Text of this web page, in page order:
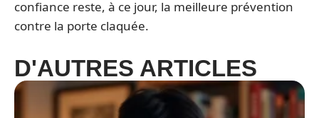
confiance reste, à ce jour, la meilleure prévention
contre la porte claquée.
D'AUTRES ARTICLES